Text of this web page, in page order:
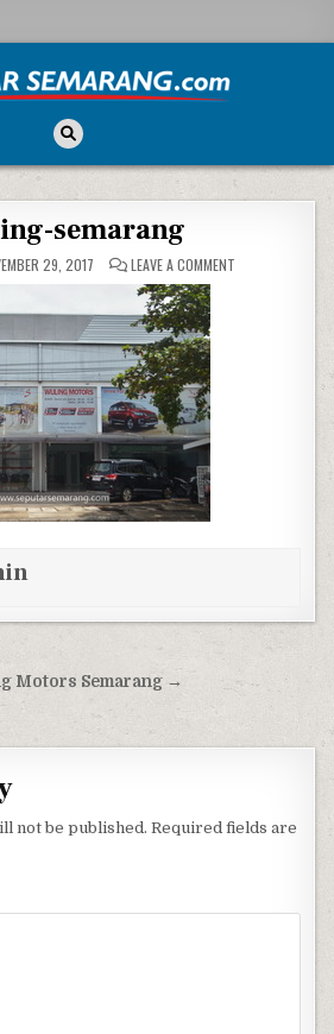
semarang
29, 2017 LEAVE A COMMENTON WULING-
Motors Semarang →
not be published. Required fields are